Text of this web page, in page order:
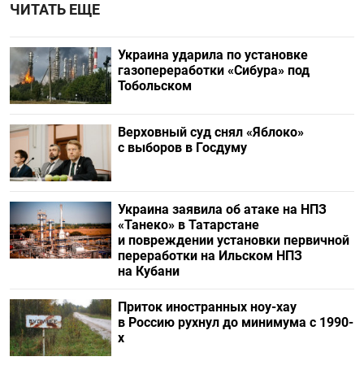
ЧИТАТЬ ЕЩЕ
Украина ударила по установке
газопереработки «Сибура» под
Тобольском
Верховный суд снял «Яблоко»
с выборов в Госдуму
Украина заявила об атаке на НПЗ
«Танеко» в Татарстане
и повреждении установки первичной
переработки на Ильском НПЗ
на Кубани
Приток иностранных ноу-хау
в Россию рухнул до минимума с 1990-
х